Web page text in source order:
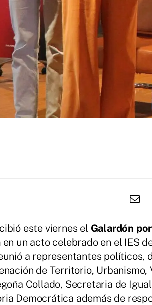
este viernes el Galardón
en un acto celebrado en el IES
a representantes políticos,
de Territorio, Urbanismo,
Collado, Secretaria de
Democrática además de